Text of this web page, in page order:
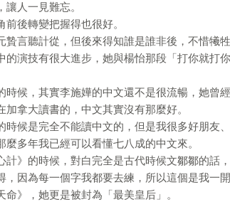
人一見難忘。
前後轉變把握得也很好。
贄言聽計從，但後來得知誰是誰非後，不惜犧牲
的演技有很大進步，她與楊怡那段「打你就打
時候，其實李施嬅的中文還不是很流暢，她曾
加拿大讀書的，中文其實沒有那麼好。
時候是完全不能讀中文的，但是我很多好朋友
麼多年我已經可以看懂七八成的中文來。
計》的時候，對白完全是古代時候文鄒鄒的話
，因為每一個字我都要去練，所以這個是我一開
命》，她更是被封為「最美皇后」。